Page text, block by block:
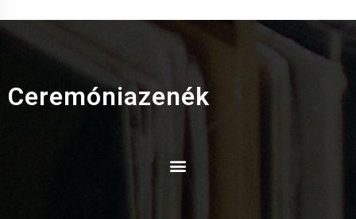
Ceremóniazenék